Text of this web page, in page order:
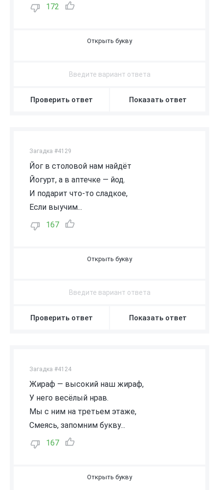
172
Проверить ответ Показать ответ
Загадка #4129
Йог в столовой нам найдёт
Йогурт, а в аптечке — йод.
И подарит что-то сладкое,
Если выучим...
167
Проверить ответ Показать ответ
Загадка #4124
Жираф — высокий наш жираф,
У него весёлый нрав.
Мы с ним на третьем этаже,
Смеясь, запомним букву...
167